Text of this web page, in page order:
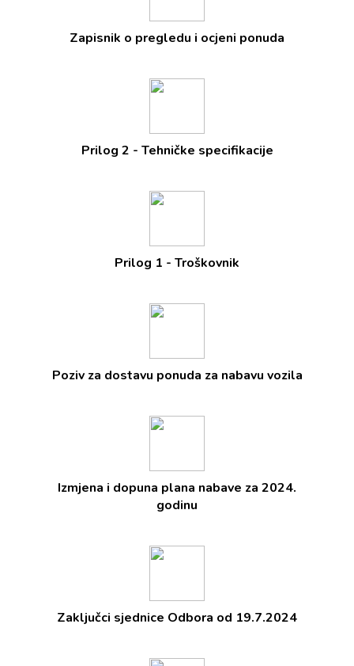
Zapisnik o pregledu i ocjeni ponuda
Prilog 2 - Tehničke specifikacije
Prilog 1 - Troškovnik
Poziv za dostavu ponuda za nabavu vozila
Izmjena i dopuna plana nabave za 2024.
godinu
Zaključci sjednice Odbora od 19.7.2024